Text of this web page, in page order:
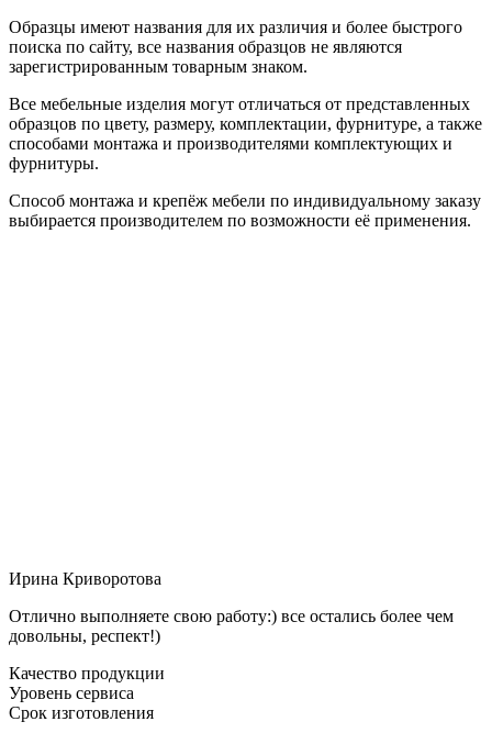
Образцы имеют названия для их различия и более быстрого
поиска по сайту, все названия образцов не являются
зарегистрированным товарным знаком.
Все мебельные изделия могут отличаться от представленных
образцов по цвету, размеру, комплектации, фурнитуре, а также
способами монтажа и производителями комплектующих и
фурнитуры.
Способ монтажа и крепёж мебели по индивидуальному заказу
выбирается производителем по возможности её применения.
Ирина Криворотова
Отлично выполняете свою работу:) все остались более чем
довольны, респект!)
Качество продукции
Уровень сервиса
Срок изготовления